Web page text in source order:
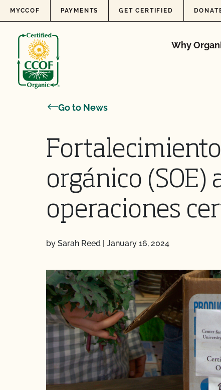
Skip to content
MYCCOF PAYMENTS GET CERTIFIED
Why
Go to News
orgánico
operaciones
by Sarah Reed | January 16, 2024